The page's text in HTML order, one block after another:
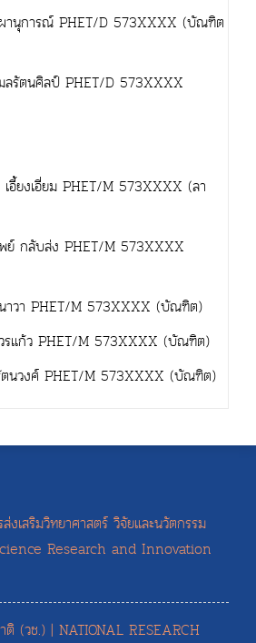
านุการณ์ PHET/D 573XXXX (บัณฑิต
ลรัตนศิลป์ PHET/D 573XXXX
เอี้ยงเอี่ยม PHET/M 573XXXX (ลา
ย์ กลับส่ง PHET/M 573XXXX
าวา PHET/M 573XXXX (บัณฑิต)
รแก้ว PHET/M 573XXXX (บัณฑิต)
ตนวงศ์ PHET/M 573XXXX (บัณฑิต)
งเสริมวิทยาศาสตร์ วิจัยและนวัตกรรม
Research and Innovation
ติ (วช.) | NATIONAL RESEARCH